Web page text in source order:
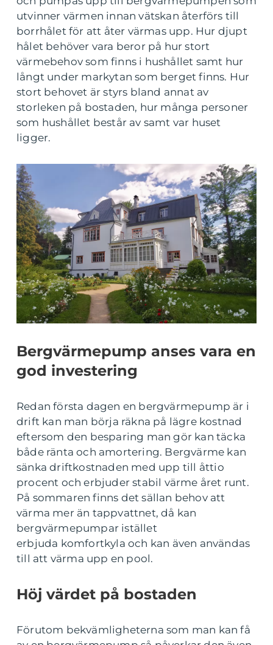
utvinner värmen innan vätskan återförs till
borrhålet för att åter värmas upp. Hur djupt
hålet behöver vara beror på hur stort
värmebehov som finns i hushållet samt hur
långt under markytan som berget finns. Hur
stort behovet är styrs bland annat av
storleken på bostaden, hur många personer
som hushållet består av samt var huset
ligger.
Bergvärmepump anses vara en
god investering
Redan första dagen en bergvärmepump är i
drift kan man börja räkna på lägre kostnad
eftersom den besparing man gör kan täcka
både ränta och amortering. Bergvärme kan
sänka driftkostnaden med upp till åttio
procent och erbjuder stabil värme året runt.
På sommaren finns det sällan behov att
värma mer än tappvattnet, då kan
bergvärmepumpar istället
erbjuda komfortkyla och kan även användas
till att värma upp en pool.
Höj värdet på bostaden
Förutom bekvämligheterna som man kan få